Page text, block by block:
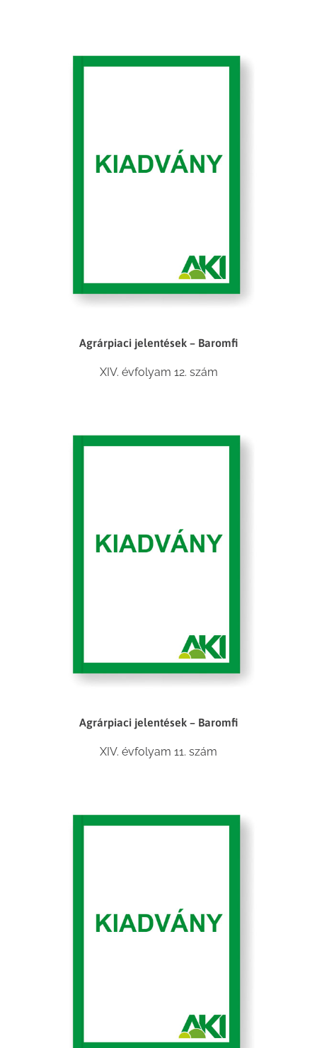
Agrárpiaci jelentések – Baromfi
XIV. évfolyam 12. szám
Agrárpiaci jelentések – Baromfi
XIV. évfolyam 11. szám